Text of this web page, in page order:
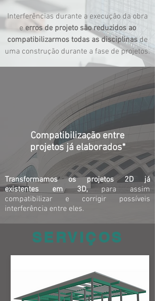
Interferências durante a execução da obra
eerros de projeto são reduzidos ao
compatibilizarmos todas as disciplinasde
uma construção durante a fase de projetos.
Compatibilização entre
projetos já elaborados*
Transformamos os projetos 2D já
existentes em 3D,para assim
compatibilizar e corrigir possíveis
interferência entre eles.
SERVIÇOS